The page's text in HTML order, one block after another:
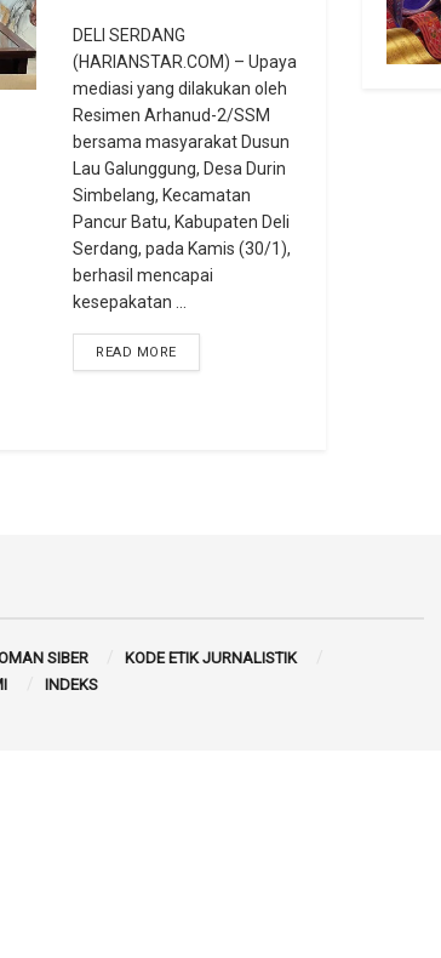
DELI SERDANG
(HARIANSTAR.COM) – Upaya
mediasi yang dilakukan oleh
Resimen Arhanud-2/SSM
bersama masyarakat Dusun
Lau Galunggung, Desa Durin
Simbelang, Kecamatan
Pancur Batu, Kabupaten Deli
Serdang, pada Kamis (30/1),
berhasil mencapai
kesepakatan ...
READ MORE
SIBER
KODE ETIK JURNALISTIK
INDEKS